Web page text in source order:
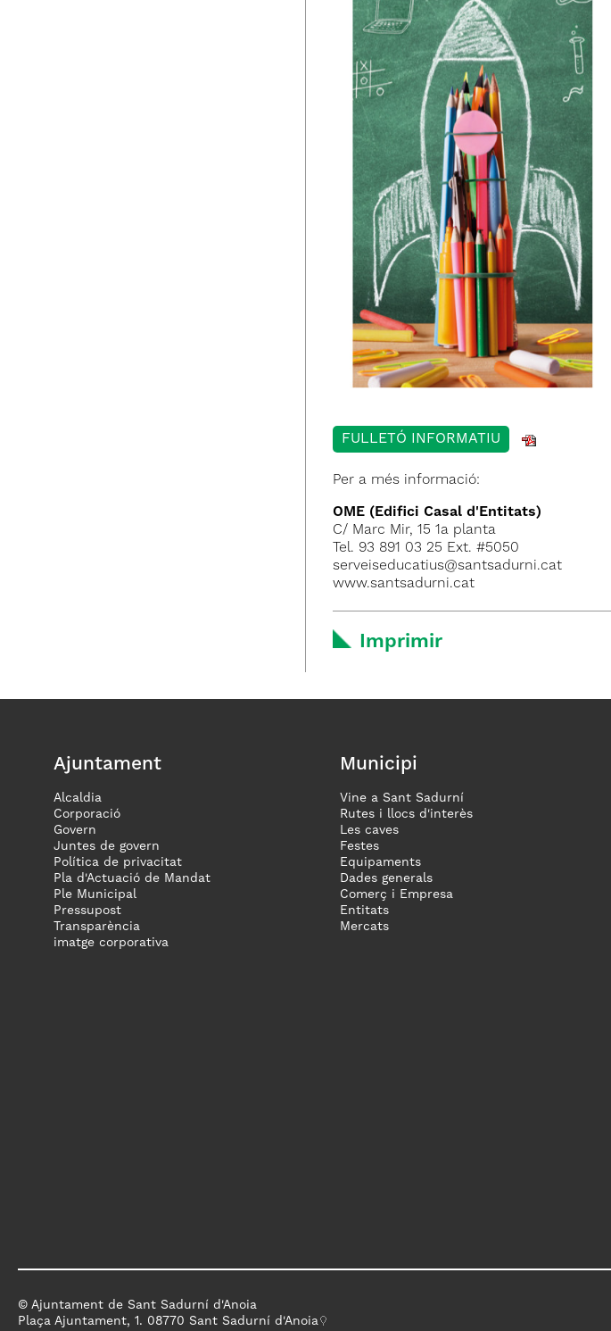
FULLETÓ INFORMATIU
Per a més informació:
OME (Edifici Casal d'Entitats)
C/ Marc Mir, 15 1a planta
Tel. 93 891 03 25 Ext. #5050
serveiseducatius@santsadurni.cat
www.santsadurni.cat
Imprimir
Ajuntament
Alcaldia
Corporació
Govern
Juntes de govern
Política de privacitat
Pla d'Actuació de Mandat
Ple Municipal
Pressupost
Transparència
imatge corporativa
Municipi
Vine a Sant Sadurní
Rutes i llocs d'interès
Les caves
Festes
Equipaments
Dades generals
Comerç i Empresa
Entitats
Mercats
© Ajuntament de Sant Sadurní d'Anoia
Plaça Ajuntament, 1. 08770 Sant Sadurní d'Anoia